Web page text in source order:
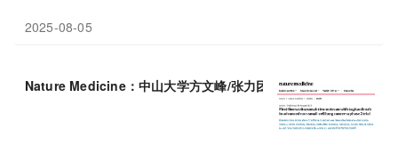
2025-08-05
Nature Medicine：中山大学方文峰/张力团队发布ADC+PD-L